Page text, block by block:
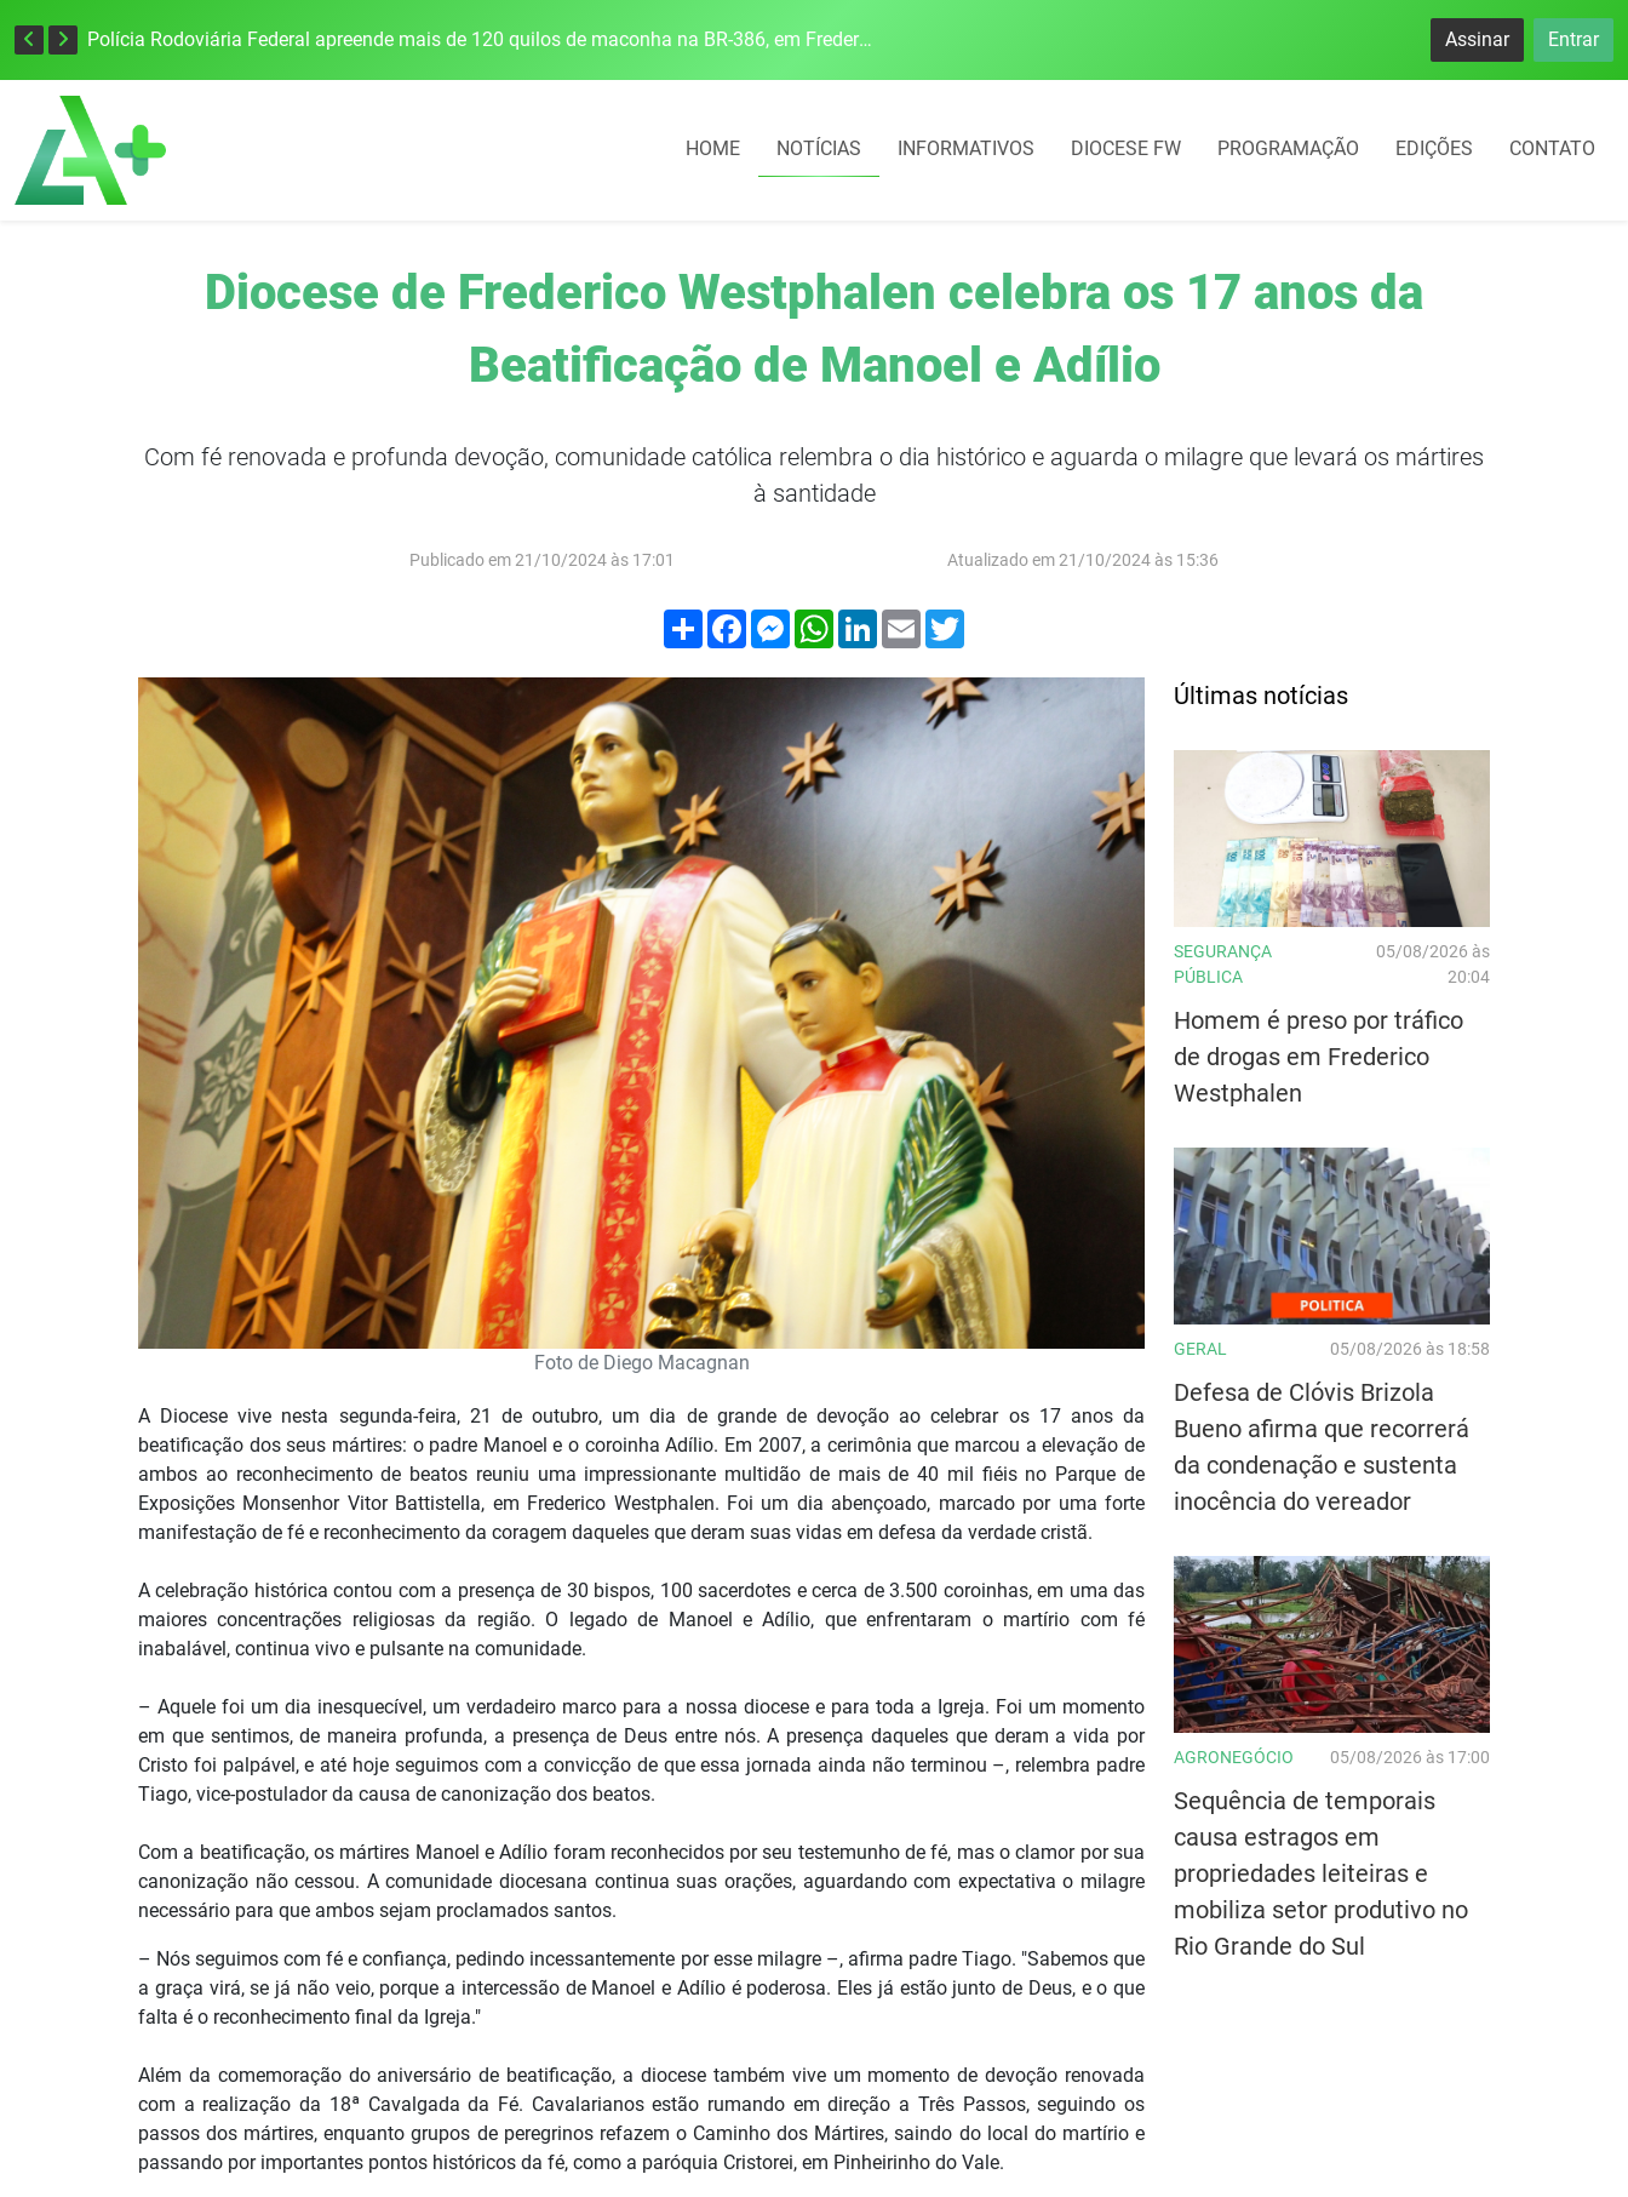
Polícia Rodoviária Federal apreende mais de 120 quilos de maconha na BR-386, em Frederico Westphalen Assinar Entrar
HOME NOTÍCIAS INFORMATIVOS DIOCESE FW PROGRAMAÇÃO EDIÇÕES CONTATO
Diocese de Frederico Westphalen celebra os 17 anos da
Beatificação de Manoel e Adílio
Com fé renovada e profunda devoção, comunidade católica relembra o dia histórico e aguarda o milagre que levará os mártires
à santidade
Publicado em 21/10/2024 às 17:01 Atualizado em 21/10/2024 às 15:36
Compartilhar
FacebookMessenger
WhatsApp
LinkedIn
Email
Foto de Diego Macagnan
A Diocese vive nesta segunda-feira, 21 de outubro, um dia de grande de devoção ao celebrar os 17 anos da
beatificação dos seus mártires: o padre Manoel e o coroinha Adílio. Em 2007, a cerimônia que marcou a elevação de
ambos ao reconhecimento de beatos reuniu uma impressionante multidão de mais de 40 mil fiéis no Parque de
Exposições Monsenhor Vitor Battistella, em Frederico Westphalen. Foi um dia abençoado, marcado por uma forte
manifestação de fé e reconhecimento da coragem daqueles que deram suas vidas em defesa da verdade cristã.
A celebração histórica contou com a presença de 30 bispos, 100 sacerdotes e cerca de 3.500 coroinhas, em uma das
maiores concentrações religiosas da região. O legado de Manoel e Adílio, que enfrentaram o martírio com fé
inabalável, continua vivo e pulsante na comunidade.
– Aquele foi um dia inesquecível, um verdadeiro marco para a nossa diocese e para toda a Igreja. Foi um momento
em que sentimos, de maneira profunda, a presença de Deus entre nós. A presença daqueles que deram a vida por
Cristo foi palpável, e até hoje seguimos com a convicção de que essa jornada ainda não terminou –, relembra padre
Tiago, vice-postulador da causa de canonização dos beatos.
Com a beatificação, os mártires Manoel e Adílio foram reconhecidos por seu testemunho de fé, mas o clamor por sua
canonização não cessou. A comunidade diocesana continua suas orações, aguardando com expectativa o milagre
necessário para que ambos sejam proclamados santos.
– Nós seguimos com fé e confiança, pedindo incessantemente por esse milagre –, afirma padre Tiago. "Sabemos que
a graça virá, se já não veio, porque a intercessão de Manoel e Adílio é poderosa. Eles já estão junto de Deus, e o que
falta é o reconhecimento final da Igreja."
Além da comemoração do aniversário de beatificação, a diocese também vive um momento de devoção renovada
com a realização da 18ª Cavalgada da Fé. Cavalarianos estão rumando em direção a Três Passos, seguindo os
passos dos mártires, enquanto grupos de peregrinos refazem o Caminho dos Mártires, saindo do local do martírio e
passando por importantes pontos históricos da fé, como a paróquia Cristorei, em Pinheirinho do Vale.
Últimas notícias
SEGURANÇA
PÚBLICA
05/08/2026 às
20:04
Homem é preso por tráfico
de drogas em Frederico
Westphalen
GERAL 05/08/2026 às 18:58
Defesa de Clóvis Brizola
Bueno afirma que recorrerá
da condenação e sustenta
inocência do vereador
AGRONEGÓCIO 05/08/2026 às 17:00
Sequência de temporais
causa estragos em
propriedades leiteiras e
mobiliza setor produtivo no
Rio Grande do Sul